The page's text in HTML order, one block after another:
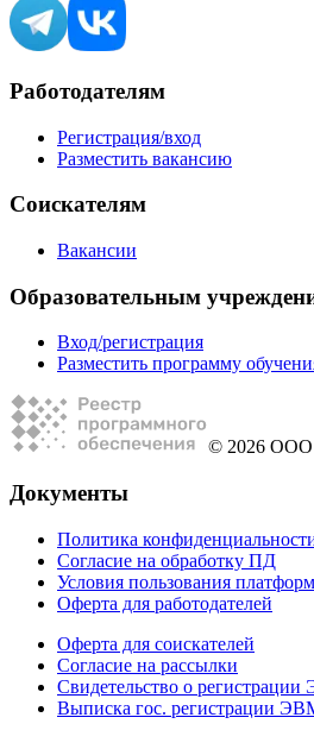
Работодателям
Регистрация/вход
Разместить вакансию
Соискателям
Вакансии
Образовательным
Вход/регистрация
Разместить программу
© 2026
Документы
Политика
Согласие на обработку ПД
Условия пользования
Оферта для работодателей
Оферта для соискателей
Согласие на рассылки
Свидетельство о
Выписка гос. регистрации